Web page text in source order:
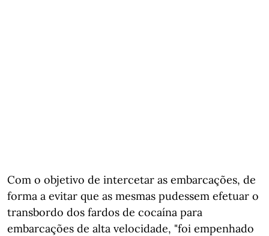
Com o objetivo de intercetar as embarcações, de
forma a evitar que as mesmas pudessem efetuar o
transbordo dos fardos de cocaína para
embarcações de alta velocidade, "foi empenhado